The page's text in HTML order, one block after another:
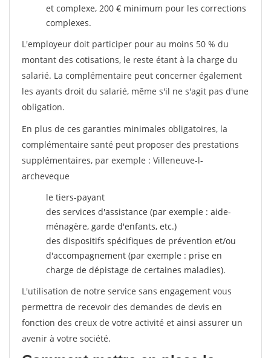
et complexe, 200 € minimum pour les corrections
complexes.
L'employeur doit participer pour au moins 50 % du
montant des cotisations, le reste étant à la charge du
salarié. La complémentaire peut concerner également
les ayants droit du salarié, même s'il ne s'agit pas d'une
obligation.
En plus de ces garanties minimales obligatoires, la
complémentaire santé peut proposer des prestations
supplémentaires, par exemple : Villeneuve-l-
archeveque
le tiers-payant
des services d'assistance (par exemple : aide-
ménagère, garde d'enfants, etc.)
des dispositifs spécifiques de prévention et/ou
d'accompagnement (par exemple : prise en
charge de dépistage de certaines maladies).
L'utilisation de notre service sans engagement vous
permettra de recevoir des demandes de devis en
fonction des creux de votre activité et ainsi assurer un
avenir à votre société.